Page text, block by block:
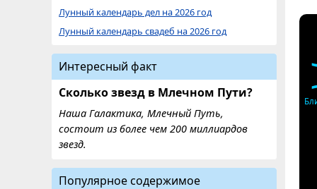
Лунный календарь дел на 2026 год
Лунный календарь свадеб на 2026 год
Интересный факт
Сколько звезд в Млечном Пути?
Наша Галактика, Млечный Путь,
состоит из более чем 200 миллиардов
звезд.
Популярное содержимое